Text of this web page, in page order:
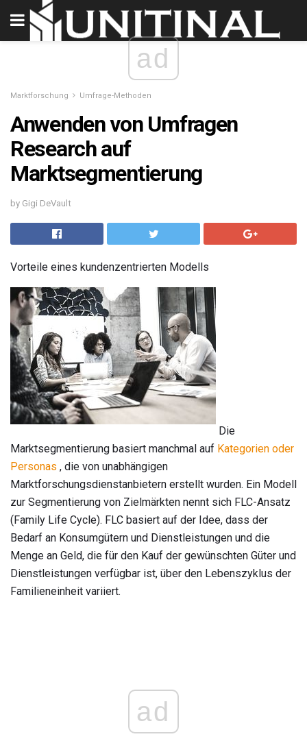
ad
Marktforschung Umfrage-Methoden
Anwenden von Umfragen
Research auf
Marktsegmentierung
by Gigi DeVault
Vorteile eines kundenzentrierten Modells
Die
Marktsegmentierung basiert manchmal auf Kategorien oder
Personas , die von unabhängigen
Marktforschungsdienstanbietern erstellt wurden. Ein Modell
zur Segmentierung von Zielmärkten nennt sich FLC-Ansatz
(Family Life Cycle). FLC basiert auf der Idee, dass der
Bedarf an Konsumgütern und Dienstleistungen und die
Menge an Geld, die für den Kauf der gewünschten Güter und
Dienstleistungen verfügbar ist, über den Lebenszyklus der
Familieneinheit variiert.
ad